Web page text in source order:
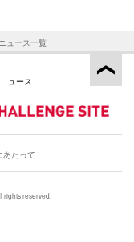
ュース一覧
ニュース
あたって
rights reserved.